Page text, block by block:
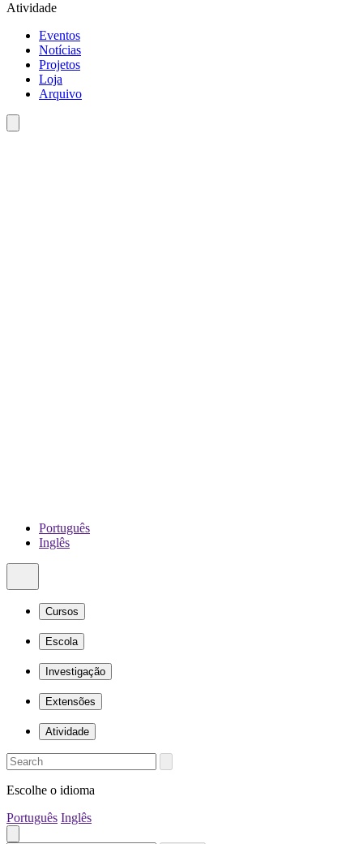
Atividade
Eventos
Notícias
Projetos
Loja
Arquivo
Português
Inglês
Cursos
Escola
Investigação
Extensões
Atividade
Escolhe o idioma
Português Inglês